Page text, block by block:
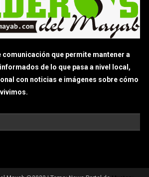
comunicación que permite mantener a
de lo que pasa a nivel local,
con noticias e imágenes sobre cómo